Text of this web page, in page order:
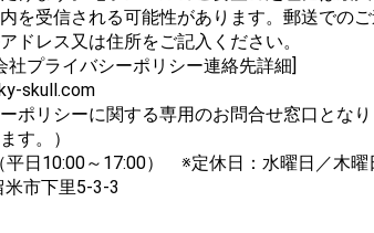
を受信される可能性があります。郵送での
ドレス又は住所をご記入ください。
プライバシーポリシー連絡先詳細]
skull.com
ポリシーに関する専用のお問合せ窓口とな
す。）
日10:00～17:00） ※定休日：水曜日／木曜
市下里5-3-3